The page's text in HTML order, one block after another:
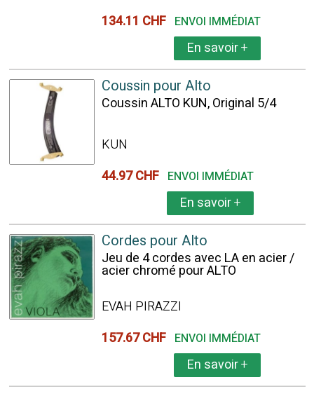
134.11 CHF ENVOI IMMÉDIAT
En savoir+
Coussin pour Alto
Coussin ALTO KUN, Original 5/4
KUN
44.97 CHF ENVOI IMMÉDIAT
En savoir+
Cordes pour Alto
Jeu de 4 cordes avec LA en acier /
acier chromé pour ALTO
EVAH PIRAZZI
157.67 CHF ENVOI IMMÉDIAT
En savoir+